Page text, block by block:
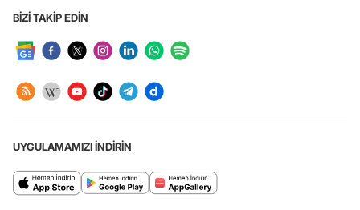
BİZİ TAKİP EDİN
UYGULAMAMIZI İNDİRİN